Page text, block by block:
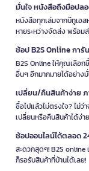
มั่นใจ หนังสือถึงมือปล
หนังสือทุกเล่มจากบีทูเอ
หายระหว่างจัดส่ง พร้อ
ช้อป B2S Online กา
B2S Online ให้คุณเลือก
อื่นๆ อีกมากมายได้อย่าง
เปลี่ยน/คืนสินค้าง่าย ภ
ซื้อไปแล้วไม่ตรงใจ? ไม่
เปลี่ยนหรือคืนสินค้าได้ง่า
ช้อปออนไลน์ได้ตลอด
สะดวกสุดๆ! B2S
ก็รอรับสินค้าที่บ้านได้เลย!